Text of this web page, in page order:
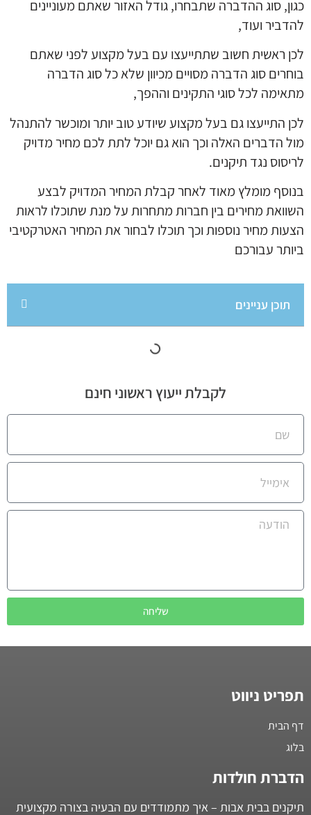
כגון, סוג ההדברה שתבחרו, גודל האזור שאתם מעוניינים
להדביר ועוד,
לכן ראשית חשוב שתתייעצו עם בעל מקצוע לפני שאתם
בוחרים סוג הדברה מסויים מכיוון שלא כל סוג הדברה
מתאימה לכל סוגי התקינים וההפך,
לכן התייעצו גם בעל מקצוע שיודע טוב יותר ומוכשר להתנהל
מול הדברים האלה וכך הוא גם יוכל לתת לכם מחיר מדויק
לריסוס נגד תיקנים.
בנוסף מומלץ מאוד לאחר קבלת המחיר המדויק לבצע
השוואת מחירים בין חברות מתחרות על מנת שתוכלו לראות
הצעות מחיר נוספות וכך תוכלו לבחור את המחיר האטרקטיבי
ביותר עבורכם
תוכן עניינים
לקבלת ייעוץ ראשוני חינם
שליחה
תפריט ניווט
דף הבית
בלוג
הדברת חולדות
תיקנים בבית אבות – איך מתמודדים עם הבעיה בצורה מקצועית